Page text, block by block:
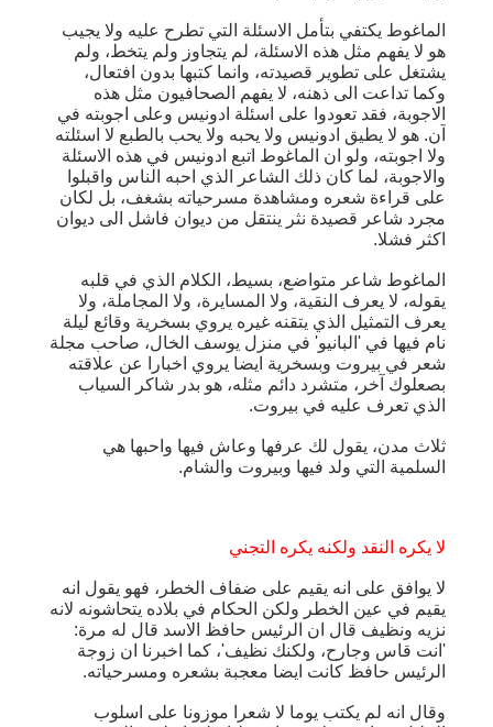
الماغوط يكتفي بتأمل الاسئلة التي تطرح عليه ولا يجيب
هو لا يفهم مثل هذه الاسئلة، لم يتجاوز ولم يتخط، ولم
يشتغل على تطوير قصيدته، وانما كتبها بدون افتعال،
وكما تداعت الى ذهنه، لا يفهم الصحافيون مثل هذه
الاجوبة، فقد تعودوا على اسئلة ادونيس وعلى اجوبته في
آن. هو لا يطيق ادونيس ولا يحبه ولا يحب بالطبع لا اسئلته
ولا اجوبته، ولو ان الماغوط اتبع ادونيس في هذه الاسئلة
والاجوبة، لما كان ذلك الشاعر الذي احبه الناس واقبلوا
على قراءة شعره ومشاهدة مسرحياته بشغف، بل لكان
مجرد شاعر قصيدة نثر ينتقل من ديوان فاشل الى ديوان
اكثر فشلا.
الماغوط شاعر متواضع، بسيط، الكلام الذي في قلبه
يقوله، لا يعرف النقية، ولا المسايرة، ولا المجاملة، ولا
يعرف التمثيل الذي يتقنه غيره يروي بسخرية وقائع ليلة
نام فيها في 'البانيو' في منزل يوسف الخال، صاحب مجلة
شعر في بيروت وبسخرية ايضا يروي اخبارا عن علاقته
بصعلوك آخر، متشرد دائم مثله، هو بدر شاكر السياب
الذي تعرف عليه في بيروت.
ثلاث مدن، يقول لك عرفها وعاش فيها واحبها هي
السلمية التي ولد فيها وبيروت والشام.
لا يكره النقد ولكنه يكره التجني
لا يوافق على انه يقيم على ضفاف الخطر، فهو يقول انه
يقيم في عين الخطر ولكن الحكام في بلاده يتحاشونه لانه
نزيه ونظيف قال ان الرئيس حافظ الاسد قال له مرة:
'انت قاس وجارح، ولكنك نظيف'، كما اخبرنا ان زوجة
الرئيس حافظ كانت ايضا معجبة بشعره ومسرحياته.
وقال انه لم يكتب يوما لا شعرا موزونا على اسلوب